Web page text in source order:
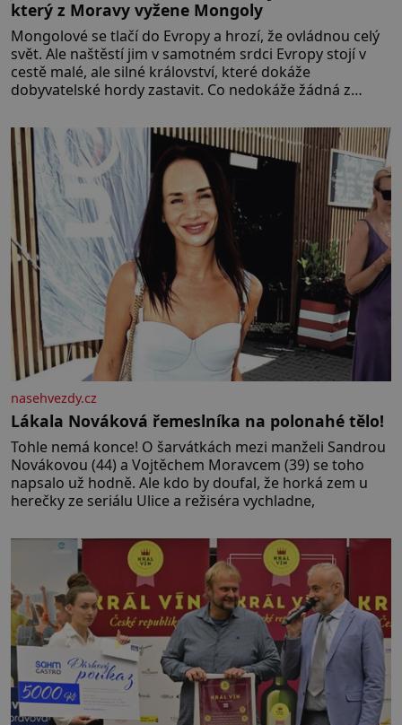
který z Moravy vyžene Mongoly
Mongolové se tlačí do Evropy a hrozí, že ovládnou celý
svět. Ale naštěstí jim v samotném srdci Evropy stojí v
cestě malé, ale silné království, které dokáže
dobyvatelské hordy zastavit. Co nedokáže žádná z
král. Nebo že by ne? Mongolové od roku 1223 postupují
podél Kaspického a Azovského moře,
nasehvezdy.cz
Lákala Nováková řemeslníka na polonahé tělo!
Tohle nemá konce! O šarvátkách mezi manželi Sandrou
Novákovou (44) a Vojtěchem Moravcem (39) se toho
napsalo už hodně. Ale kdo by doufal, že horká zem u
herečky ze seriálu Ulice a režiséra vychladne,